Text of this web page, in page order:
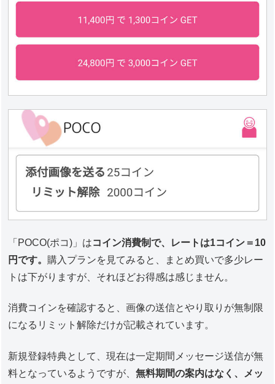
「POCO(ポコ)」はコイン消費制で、レートは1コイン＝10
円です。 購入プランを見てみると、まとめ買いで多少レー
トは下がりますが、それほどお得感は感じません。
消費コインを確認すると、画像の送信とやり取りが無制限
になるリミット解除だけが記載されています。
新規登録特典として、現在は一定期間メッセージ送信が無
料となっているようですが、無料期間の案内はなく、メッ